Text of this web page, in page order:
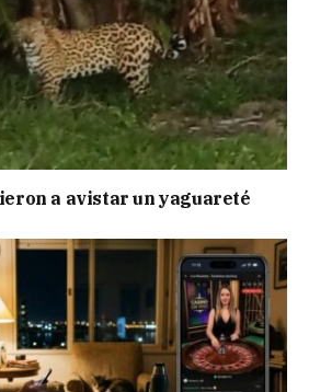
a avistar un yaguareté